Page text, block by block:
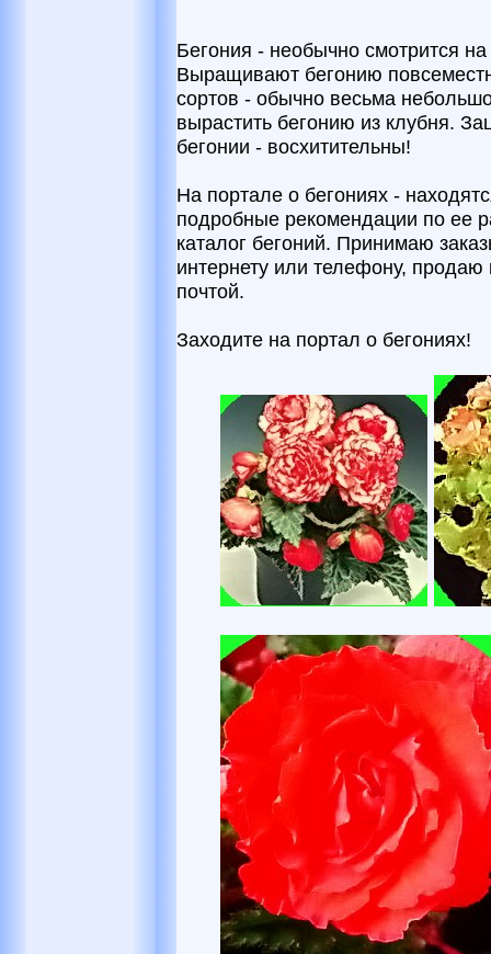
Бегония - необычно смотрится
Выращивают бегонию
сортов - обычно весьма
вырастить бегонию из клубня.
бегонии - восхитительны!
На портале о бегониях -
подробные рекомендации по ее
каталог бегоний. Принимаю
интернету или телефону, продаю
почтой.
Заходите на портал о бегониях!